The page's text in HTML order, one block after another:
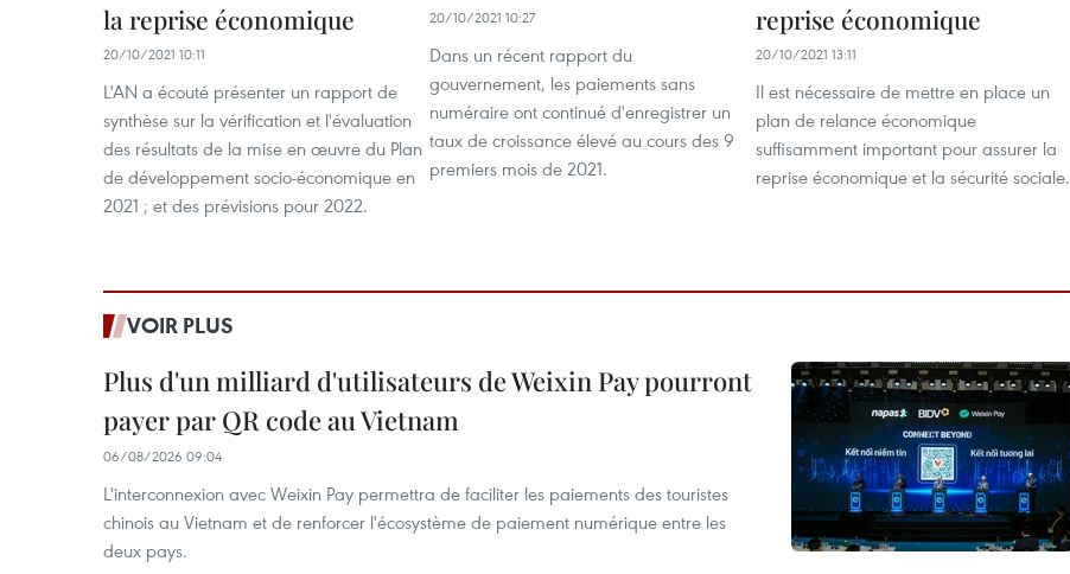
la reprise économique
20/10/2021 10:11
L'AN a écouté présenter un rapport de
synthèse sur la vérification et l'évaluation
des résultats de la mise en œuvre du Plan
de développement socio-économique en
2021 ; et des prévisions pour 2022.
20/10/2021 10:27
Dans un récent rapport du
gouvernement, les paiements sans
numéraire ont continué d'enregistrer un
taux de croissance élevé au cours des 9
premiers mois de 2021.
reprise économique
20/10/2021 13:11
Il est nécessaire de mettre en place un
plan de relance économique
suffisamment important pour assurer la
reprise économique et la sécurité sociale.
VOIR PLUS
Plus d'un milliard d'utilisateurs de Weixin Pay pourront
payer par QR code au Vietnam
06/08/2026 09:04
L'interconnexion avec Weixin Pay permettra de faciliter les paiements des touristes
chinois au Vietnam et de renforcer l'écosystème de paiement numérique entre les
deux pays.